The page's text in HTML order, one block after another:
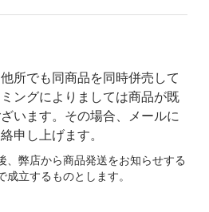
所でも同商品を同時併売して
ングによりましては商品が既
います。その場合、メールに
申し上げます。
弊店から商品発送をお知らせする
成立するものとします。